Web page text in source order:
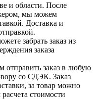
и области. После
мы можем
Доставка и
забрать заказ из
заказа
заказ в любую
со СДЭК. Заказ
за товар можно
стоимости